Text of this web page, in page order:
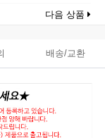
다음 상품
배송/교환